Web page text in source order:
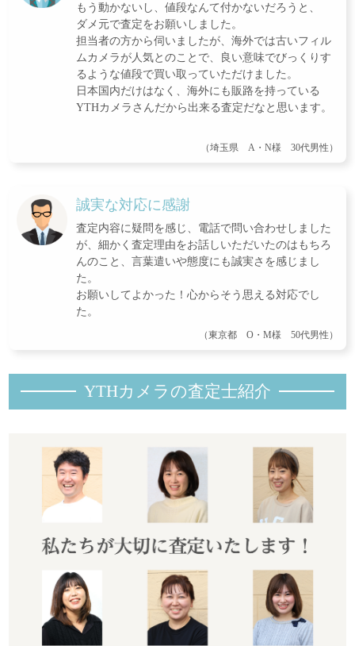
もう動かないし、値段なんて付かないだろうと、
ダメ元で査定をお願いしました。
担当者の方から伺いましたが、海外では古いフィル
ムカメラが人気とのことで、良い意味でびっくりす
るような値段で買い取っていただけました。
日本国内だけはなく、海外にも販路を持っている
YTHカメラさんだから出来る査定だなと思います。
（埼玉県 A・N様 30代男性）
誠実な対応に感謝
査定内容に疑問を感じ、電話で問い合わせしました
が、細かく査定理由をお話しいただいたのはもちろ
んのこと、言葉遣いや態度にも誠実さを感じまし
た。
お願いしてよかった！心からそう思える対応でし
た。
（東京都 O・M様 50代男性）
YTHカメラの査定士紹介